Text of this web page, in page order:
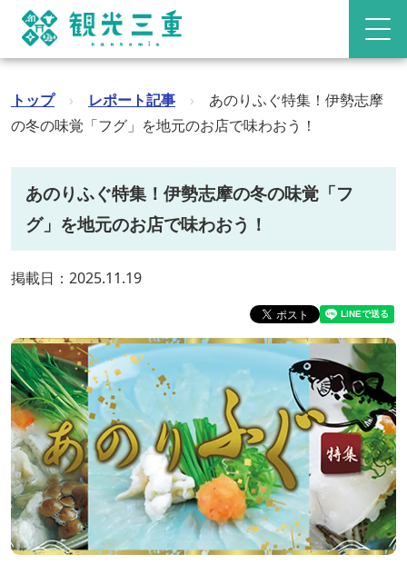
トップ › レポート記事 ›
あのりふぐ特集！伊勢志摩
の冬の味覚「フグ」を地元のお店で味わおう！
あのりふぐ特集！伊勢志摩の冬の味覚「フ
グ」を地元のお店で味わおう！
掲載日：2025.11.19